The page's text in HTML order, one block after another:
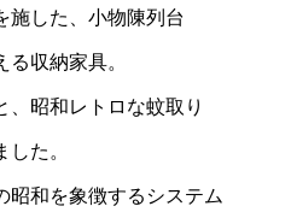
施した、小物陳列台
収納家具。
、昭和レトロな蚊取り
た。
昭和を象徴するシステム